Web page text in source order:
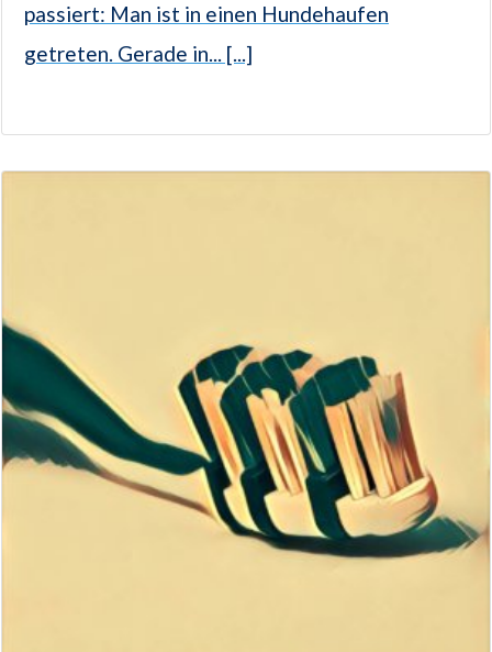
passiert: Man ist in einen Hundehaufen
getreten. Gerade in... [...]